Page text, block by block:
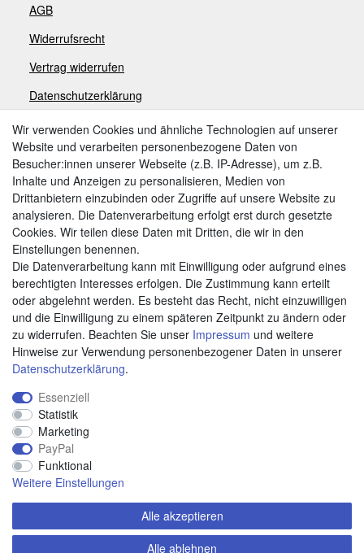
AGB
Widerrufsrecht
Vertrag widerrufen
Datenschutzerklärung
Impressum
Zahlungsarten
Weitere Zahlungsarten:
Kauf auf Rechnung
Vorkasse
Hier sind wir
Wir verwenden Cookies und ähnliche Technologien auf unserer
Website und verarbeiten personenbezogene Daten von
Besucher:innen unserer Webseite (z.B. IP-Adresse), um z.B.
Inhalte und Anzeigen zu personalisieren, Medien von
Drittanbietern einzubinden oder Zugriffe auf unsere Website zu
analysieren. Die Datenverarbeitung erfolgt erst durch gesetzte
Cookies. Wir teilen diese Daten mit Dritten, die wir in den
Einstellungen benennen.
Die Datenverarbeitung kann mit Einwilligung oder aufgrund eines
berechtigten Interesses erfolgen. Die Zustimmung kann erteilt
oder abgelehnt werden. Es besteht das Recht, nicht einzuwilligen
und die Einwilligung zu einem späteren Zeitpunkt zu ändern oder
zu widerrufen. Beachten Sie unser Impressum und weitere
Hinweise zur Verwendung personenbezogener Daten in unserer
Daten­schutz­erklärung.
Essenziell
Statistik
Marketing
PayPal
Funktional
Weitere Einstellungen
Alle akzeptieren
Alle ablehnen